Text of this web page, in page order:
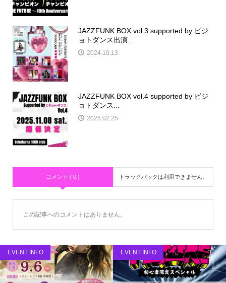
JAZZFUNK BOX vol.3 supported by ビジ
ョトダンス出演...
2024.10.13
JAZZFUNK BOX vol.4 supported by ビジ
ョトダンス...
2025.02.25
コメント ( 0 ) トラックバックは利用できません。
この記事へのコメントはありません。
EVENT INFO EVENT INFO